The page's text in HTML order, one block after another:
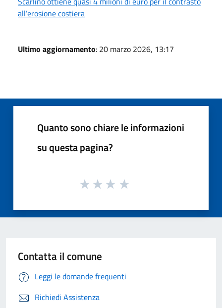
all’erosione costiera
Ultimo aggiornamento: 20 marzo 2026, 13:17
Quanto sono chiare le informazioni
su questa pagina?
Contatta il comune
Leggi le domande frequenti
Richiedi Assistenza